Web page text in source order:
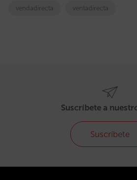
vendadirecta ventadirecta
Suscríbete a
Suscríbete